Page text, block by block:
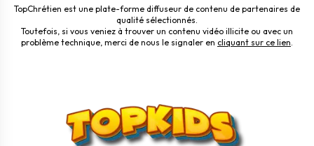
TopChrétien est une plate-forme diffuseur de contenu de partenaires de
qualité sélectionnés.
Toutefois, si vous veniez à trouver un contenu vidéo illicite ou avec un
problème technique, merci de nous le signaler en cliquant sur ce lien.